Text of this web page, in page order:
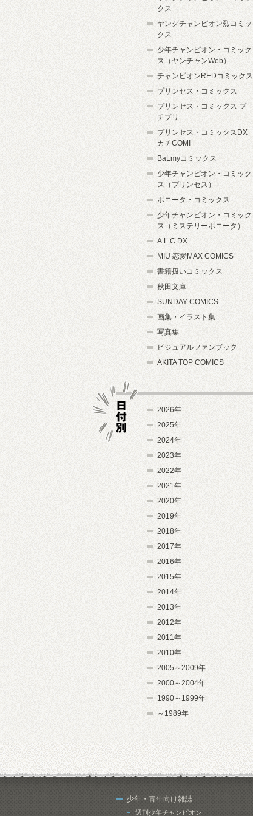
クス
ヤングチャンピオン烈コミッ
クス
少年チャンピオン・コミック
ス（ヤンチャンWeb）
チャンピオンREDコミックス
プリンセス・コミックス
プリンセス・コミックス プ
チプリ
プリンセス・コミックスDX
カチCOMI
BaLmyコミックス
少年チャンピオン・コミック
ス（プリンセス）
ボニータ・コミックス
少年チャンピオン・コミック
ス（ミステリーボニータ）
A.L.C.DX
MIU 恋愛MAX COMICS
書籍扱いコミックス
秋田文庫
SUNDAY COMICS
画集・イラスト集
写真集
ビジュアルファンブック
AKITA TOP COMICS
2026年
2025年
2024年
2023年
2022年
2021年
2020年
2019年
2018年
2017年
2016年
2015年
2014年
2013年
2012年
2011年
2010年
2005～2009年
2000～2004年
1990～1999年
～1989年
少年・青年向け雑誌
週刊少年チャンピオン